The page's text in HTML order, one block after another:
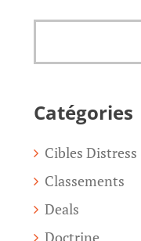
Catégories
Cibles Distress
Classements
Deals
Doctrine